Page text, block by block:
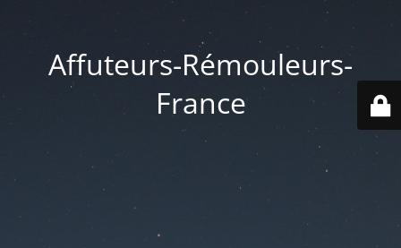
Affuteurs-Rémouleurs-
France